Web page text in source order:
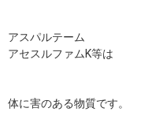
アスパルテーム
アセスルファムK等は
体に害のある物質です。